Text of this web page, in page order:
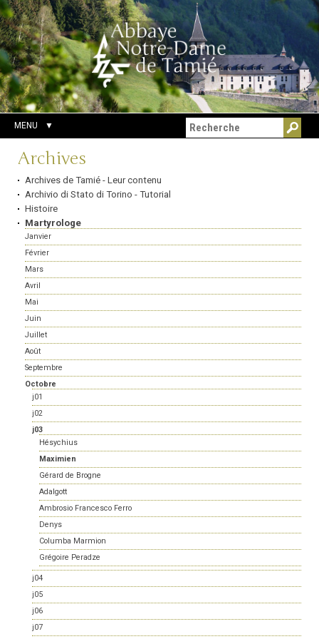
Aller
au
contenu.
|
Aller
à
la
navigation
Outils
personnels
Chercher par
Recherche
avancée…
MENU
Navigation
Archives
Archives de Tamié - Leur contenu
Archivio di Stato di Torino - Tutorial
Histoire
Martyrologe
Janvier
Février
Mars
Avril
Mai
Juin
Juillet
Août
Septembre
Octobre
j01
j02
j03
Hésychius
Maximien
Gérard de Brogne
Adalgott
Ambrosio Francesco Ferro
Denys
Columba Marmion
Grégoire Peradze
j04
j05
j06
j07